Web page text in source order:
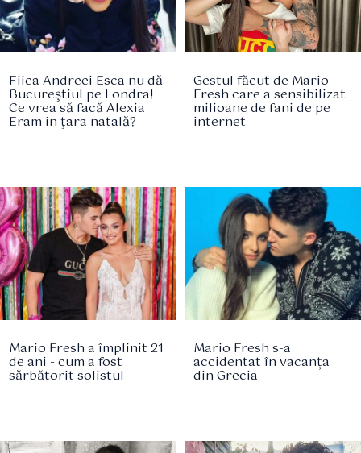
Fiica Andreei Esca nu dă
Bucureştiul pe Londra!
Ce vrea să facă Alexia
Eram în ţara natală?
Gestul făcut de Mario
Fresh care a sensibilizat
milioane de fani de pe
internet
Mario Fresh a împlinit 21
de ani - cum a fost
sărbătorit solistul
Mario Fresh s-a
accidentat în vacanța
din Grecia